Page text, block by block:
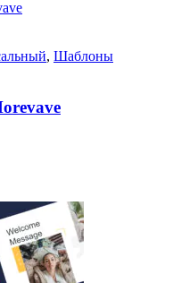
, Шаблоны